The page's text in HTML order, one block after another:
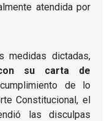
atendida por
medidas dictadas,
su carta de
de lo
Constitucional, el
las disculpas